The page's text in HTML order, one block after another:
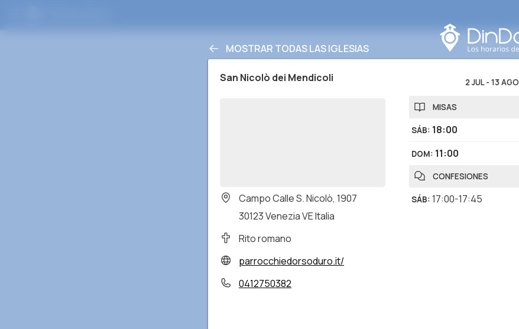
MOSTRAR TODAS LAS IGLESIAS
San Nicolò dei Mendicoli
Campo Calle S. Nicolò, 1907
30123 Venezia VE Italia
Rito romano
parrocchiedorsoduro.it/
0412750382
2 JUL- 13 AGO
MISAS
SÁB: 18:00
DOM: 11:00
CONFESIONES
SÁB: 17:00-17:45